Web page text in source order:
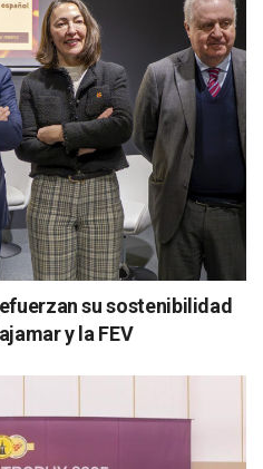
su sostenibilidad
y la FEV